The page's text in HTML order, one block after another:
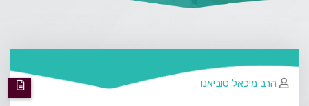
הרב מיכאל טוביאנו